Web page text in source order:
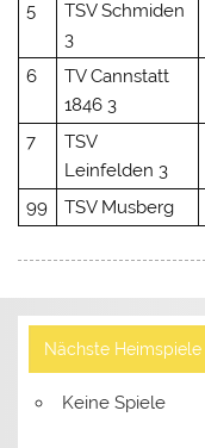
5
TSV Schmiden
3
6
TV Cannstatt
1846 3
7
TSV
Leinfelden 3
99 TSV Musberg
Nächste Heimspiele
Keine Spiele